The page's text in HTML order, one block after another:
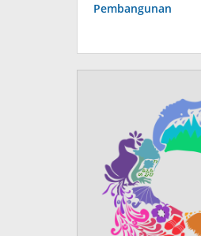
Pembangunan